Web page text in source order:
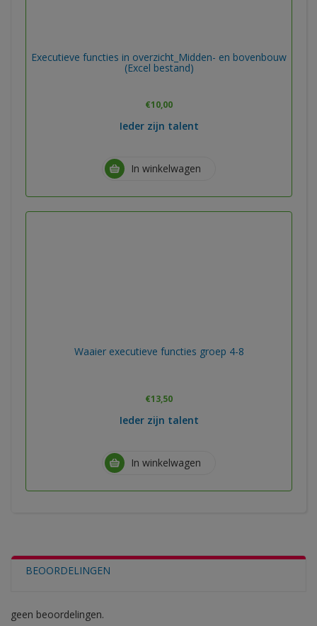
Executieve functies in overzicht_Midden- en bovenbouw
(Excel bestand)
€10,00
Ieder zijn talent
In winkelwagen
Waaier executieve functies groep 4-8
€13,50
Ieder zijn talent
In winkelwagen
BEOORDELINGEN
geen beoordelingen.